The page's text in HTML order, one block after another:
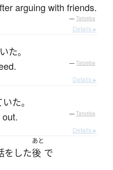
arguing with friends.
— Tatoeba
Details ▸
た。
— Tatoeba
Details ▸
いた。
— Tatoeba
Details ▸
をした
あと
後 で